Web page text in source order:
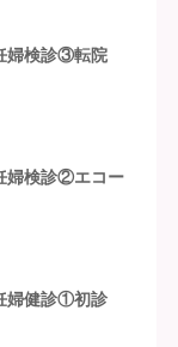
婦検診③転院
婦検診②エコー
婦健診①初診